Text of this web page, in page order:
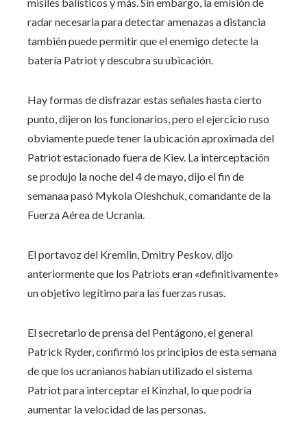
radar necesaria para detectar amenazas a distancia
también puede permitir que el enemigo detecte la
batería Patriot y descubra su ubicación.
Hay formas de disfrazar estas señales hasta cierto
punto, dijeron los funcionarios, pero el ejercicio ruso
obviamente puede tener la ubicación aproximada del
Patriot estacionado fuera de Kiev. La interceptación
se produjo la noche del 4 de mayo, dijo el fin de
semanaa pasó Mykola Oleshchuk, comandante de la
Fuerza Aérea de Ucrania.
El portavoz del Kremlin, Dmitry Peskov, dijo
anteriormente que los Patriots eran «definitivamente»
un objetivo legítimo para las fuerzas rusas.
El secretario de prensa del Pentágono, el general
Patrick Ryder, confirmó los principios de esta semana
de que los ucranianos habían utilizado el sistema
Patriot para interceptar el Kinzhal, lo que podría
aumentar la velocidad de las personas.